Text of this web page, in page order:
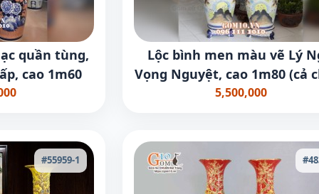
quần tùng,
cao 1m60
Lộc bình men màu vẽ Lý
Vọng Nguyệt, cao 1m80 (cả
5,500,000
#55959-1